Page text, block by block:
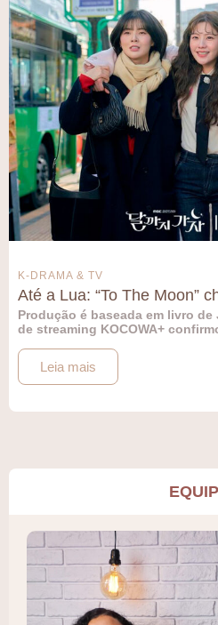
K-DRAMA & TV
Até a Lua: “To The Moon”
Produção é baseada em livro
de streaming KOCOWA+
Leia mais